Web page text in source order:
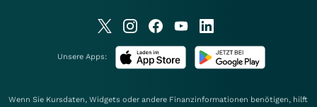
Unsere Apps:
Wenn Sie Kursdaten, Widgets oder andere Finanzinformationen benötigen, hilft